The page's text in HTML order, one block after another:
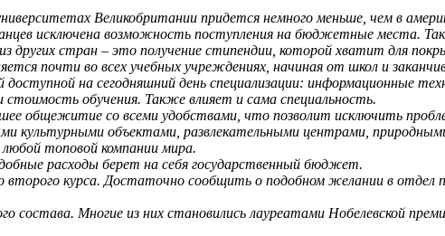
Великобритании придется немного меньше, чем в
исключена возможность поступления на бюджетные места.
других стран – это получение стипендии, которой хватит для
почти во всех учебных учреждениях, начиная от школ и
на сегодняшний день специализации: информационные
обучения. Также влияет и сама специальность.
общежитие со всеми удобствами, что позволит исключить
культурными объектами, развлекательными центрами,
топовой компании мира.
расходы берет на себя государственный бюджет.
курса. Достаточно сообщить о подобном желании в
состава. Многие из них становились лауреатами Нобелевской